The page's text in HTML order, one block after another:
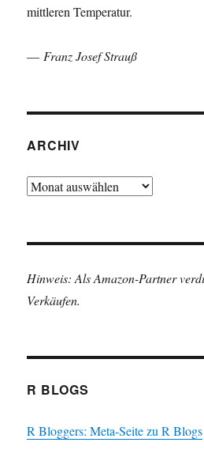
mittleren Temperatur.
— Franz Josef Strauß
ARCHIV
Archiv
Hinweis: Als Amazon-Partner
Verkäufen.
R BLOGS
R Bloggers: Meta-Seite zu R Blogs